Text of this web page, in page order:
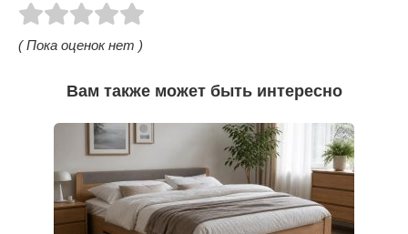
( Пока оценок нет )
Вам также может быть интересно